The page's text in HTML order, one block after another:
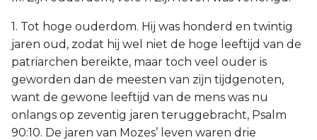
1. Tot hoge ouderdom. Hij was honderd en twintig
jaren oud, zodat hij wel niet de hoge leeftijd van de
patriarchen bereikte, maar toch veel ouder is
geworden dan de meesten van zijn tijdgenoten,
want de gewone leeftijd van de mens was nu
onlangs op zeventig jaren teruggebracht, Psalm
90:10. De jaren van Mozes’ leven waren drie